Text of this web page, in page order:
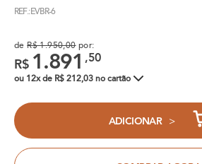
REF.: EVBR-6
deR$ 1.950,00por:
R$ 1.891 ,50
ou 12x de R$ 212,03 no cartão
ADICIONAR>